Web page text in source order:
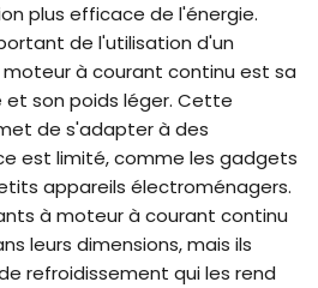
plus efficace de l'énergie.
de l'utilisation d'un
à courant continu est sa
son poids léger. Cette
de s'adapter à des
est limité, comme les gadgets
appareils électroménagers.
à moteur à courant continu
leurs dimensions, mais ils
refroidissement qui les rend